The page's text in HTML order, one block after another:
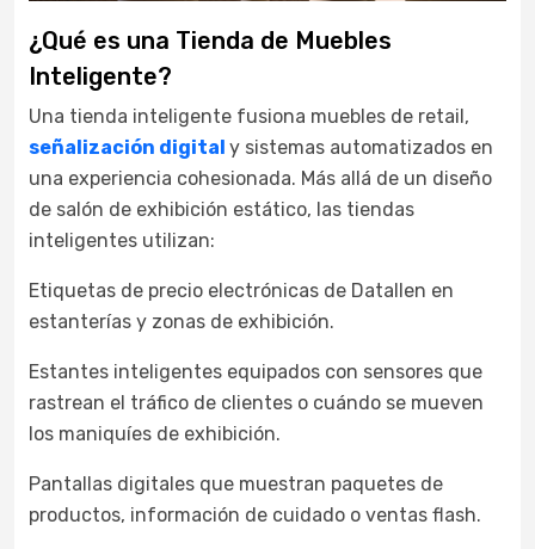
¿Qué es una Tienda de Muebles
Inteligente?
Una tienda inteligente fusiona muebles de retail,
señalización digital y sistemas automatizados en
una experiencia cohesionada. Más allá de un diseño
de salón de exhibición estático, las tiendas
inteligentes utilizan:
Etiquetas de precio electrónicas de Datallen en
estanterías y zonas de exhibición.
Estantes inteligentes equipados con sensores que
rastrean el tráfico de clientes o cuándo se mueven
los maniquíes de exhibición.
Pantallas digitales que muestran paquetes de
productos, información de cuidado o ventas flash.